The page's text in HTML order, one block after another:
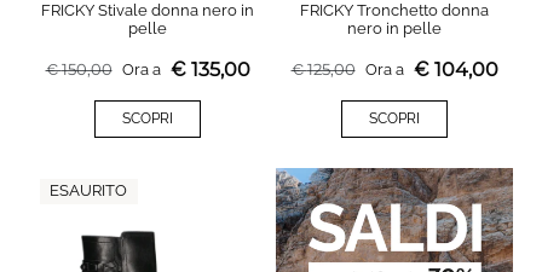
FRICKY Stivale donna nero in
pelle
€150,00 Ora a € 135,00
SCOPRI
FRICKY Tronchetto donna
nero in pelle
€125,00 Ora a € 104,00
SCOPRI
ESAURITO